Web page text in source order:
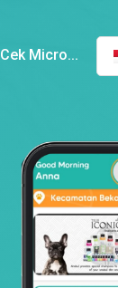
Cek Micro...